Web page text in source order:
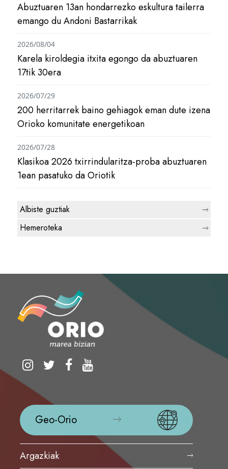
Abuztuaren 13an hondarrezko eskultura tailerra
emango du Andoni Bastarrikak
Karela kiroldegia itxita egongo da abuztuaren
17tik 30era
2026/08/04
200 herritarrek baino gehiagok eman dute izena
Orioko komunitate energetikoan
2026/07/29
Klasikoa 2026 txirrindularitza-proba abuztuaren
1ean pasatuko da Oriotik
2026/07/28
Albiste guztiak
Hemeroteka
Geo-Orio
Argazkiak